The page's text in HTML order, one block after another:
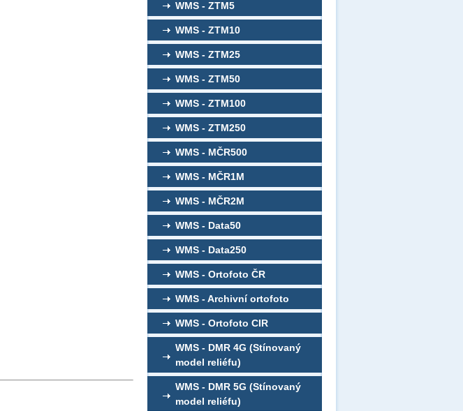
WMS - ZTM5
WMS - ZTM10
WMS - ZTM25
WMS - ZTM50
WMS - ZTM100
WMS - ZTM250
WMS - MČR500
WMS - MČR1M
WMS - MČR2M
WMS - Data50
WMS - Data250
WMS - Ortofoto ČR
WMS - Archivní ortofoto
WMS - Ortofoto CIR
WMS - DMR 4G (Stínovaný
model reliéfu)
WMS - DMR 5G (Stínovaný
model reliéfu)